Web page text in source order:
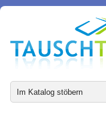
Im Katalog stöbern